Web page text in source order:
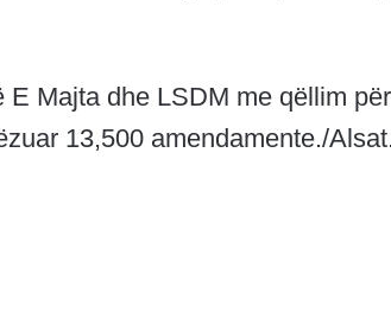
E Majta dhe LSDM me qëllim
13,500 amendamente./